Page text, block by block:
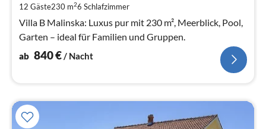
12 Gäste230 m26 Schlafzimmer
Villa B Malinska: Luxus pur mit 230 m², Meerblick, Pool,
Garten – ideal für Familien und Gruppen.
ab 840€/ Nacht